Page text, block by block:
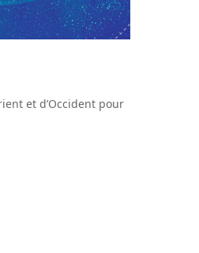
et d’Occident pour